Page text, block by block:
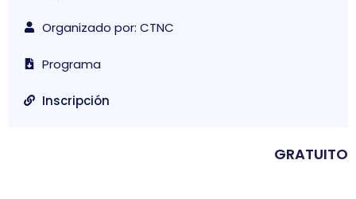
Organizado por: CTNC
Programa
Inscripción
GRATUITO